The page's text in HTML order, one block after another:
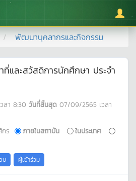
พัฒนาบุคลากรและกิจกรรม
ที่และสวัสดิการนักศึกษา ประจำ
ลา 8:30 วันที่สิ้นสุด 07/09/2565 เวลา
กร ภายในสถาบัน
ในประเทศ
บ ผู้เข้าร่วม